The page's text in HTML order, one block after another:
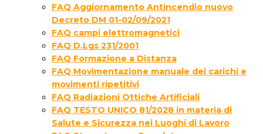
FAQ Aggiornamento Antincendio nuovo
Decreto DM 01-02/09/2021
FAQ campi elettromagnetici
FAQ D.Lgs 231/2001
FAQ Formazione a Distanza
FAQ Movimentazione manuale dei carichi e
movimenti ripetitivi
FAQ Radiazioni Ottiche Artificiali
FAQ TESTO UNICO 81/2028 in materia di
Salute e Sicurezza nei Luoghi di Lavoro